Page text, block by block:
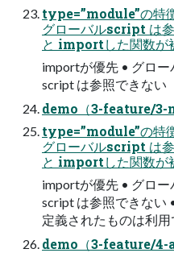
type=”module”の特
グローバルscript は
と importした関数が
importが優先 • グロ
script は参照できない
demo（3-feature/3-
type=”module”の特
グローバルscript は
と importした関数が
importが優先 • グロ
script は参照できない
定義されたものは利用
demo（3-feature/4-